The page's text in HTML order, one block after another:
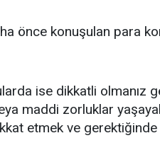
önce konuşulan para
ise dikkatli olmanız
maddi zorluklar
etmek ve